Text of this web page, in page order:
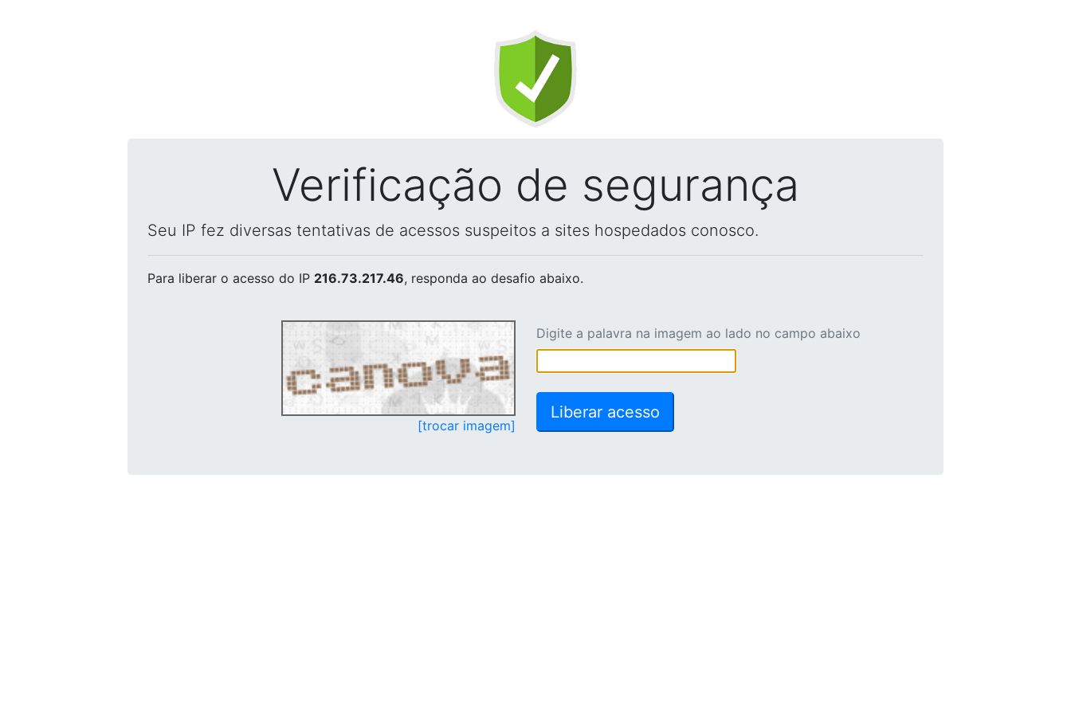
Verificação de segurança
Seu IP fez diversas tentativas de acessos suspeitos a sites hospedados conosco.
Para liberar o acesso do IP 216.73.217.46, responda ao desafio abaixo.
[trocar imagem]
Digite a palavra na imagem ao lado no campo abaixo